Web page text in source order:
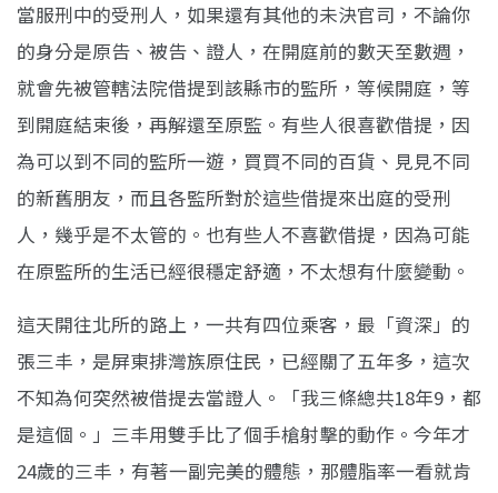
當服刑中的受刑人，如果還有其他的未決官司，不論你
的身分是原告、被告、證人，在開庭前的數天至數週，
就會先被管轄法院借提到該縣市的監所，等候開庭，等
到開庭結束後，再解還至原監。有些人很喜歡借提，因
為可以到不同的監所一遊，買買不同的百貨、見見不同
的新舊朋友，而且各監所對於這些借提來出庭的受刑
人，幾乎是不太管的。也有些人不喜歡借提，因為可能
在原監所的生活已經很穩定舒適，不太想有什麼變動。
這天開往北所的路上，一共有四位乘客，最「資深」的
張三丰，是屏東排灣族原住民，已經關了五年多，這次
不知為何突然被借提去當證人。「我三條總共18年9，都
是這個。」三丰用雙手比了個手槍射擊的動作。今年才
24歲的三丰，有著一副完美的體態，那體脂率一看就肯